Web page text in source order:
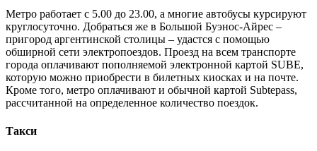
Метро работает с 5.00 до 23.00, а многие автобусы курсируют
круглосуточно. Добраться же в Большой Буэнос-Айрес –
пригород аргентинской столицы – удастся с помощью
обширной сети электропоездов. Проезд на всем транспорте
города оплачивают пополняемой электронной картой SUBE,
которую можно приобрести в билетных киосках и на почте.
Кроме того, метро оплачивают и обычной картой Subtepass,
рассчитанной на определенное количество поездок.
Такси